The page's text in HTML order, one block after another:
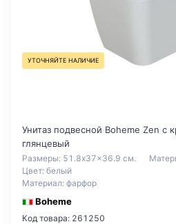
УТОЧНЯЙТЕ НАЛИЧИЕ
Унитаз подвесной Boheme Zen с
глянцевый
Размеры: 51.8x37x36.9 см.
Цвет: белый
Материал: фарфор
Boheme
Код товара: 261250